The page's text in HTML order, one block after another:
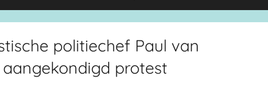
politiechef Paul van
protest